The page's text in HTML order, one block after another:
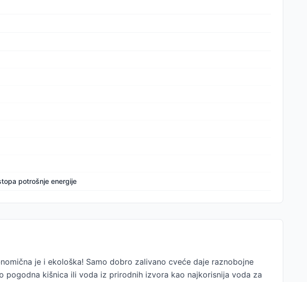
potrošnje energije
je i ekološka! Samo dobro zalivano cveće daje raznobojne
kišnica ili voda iz prirodnih izvora kao najkorisnija voda za